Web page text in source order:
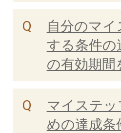
自分のマ
する条件の
の有効期
マイステ
めの達成